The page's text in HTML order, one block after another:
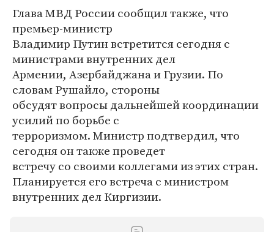
Глава МВД России сообщил также, что
премьер-министр
Владимир Путин встретится сегодня с
министрами внутренних дел
Армении, Азербайджана и Грузии. По
словам Рушайло, стороны
обсудят вопросы дальнейшей координации
усилий по борьбе с
терроризмом. Министр подтвердил, что
сегодня он также проведет
встречу со своими коллегами из этих стран.
Планируется его встреча с министром
внутренних дел Киргизии.